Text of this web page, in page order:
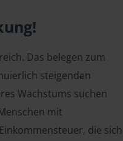
Das belegen zum
steigenden
Wachstums suchen
mit
die sich